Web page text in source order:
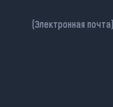
(Электронная почта)